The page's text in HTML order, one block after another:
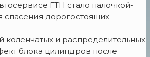
ГТН стало палочкой-
спасения дорогостоящих
коленчатых и распределительных
блока цилиндров после